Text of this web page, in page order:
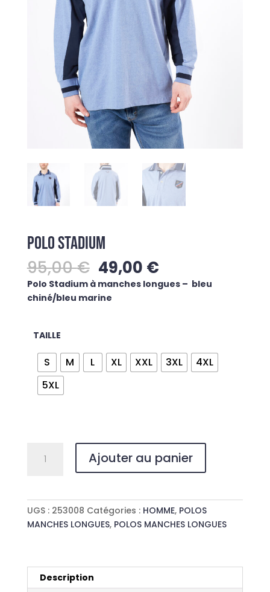
POLO STADIUM
95,00€ Le
prix
initial
49,00 €Le
prix
actuel
Polo Stadium à manches longues – bleu
chiné/bleu marine
TAILLE
S M L XL XXL 3XL
4XL
5XL
Ajouter au panier
UGS : 253008 Catégories : HOMME, POLOS
MANCHES LONGUES, POLOS MANCHES LONGUES
Description